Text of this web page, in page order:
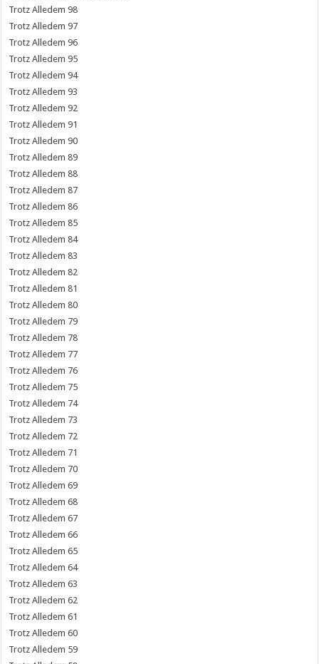
98
97
96
95
94
93
92
91
90
89
88
87
86
85
84
83
82
81
80
79
78
77
76
75
74
73
72
71
70
69
68
67
66
65
64
63
62
61
60
59